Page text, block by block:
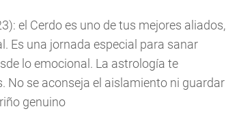
el Cerdo es uno de tus mejores aliados,
Es una jornada especial para sanar
lo emocional. La astrología te
se aconseja el aislamiento ni guardar
genuino